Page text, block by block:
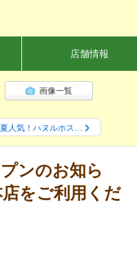
画像一覧
人気！ハヌルホス…
ンのお知ら
をご利用くだ
店舗情報